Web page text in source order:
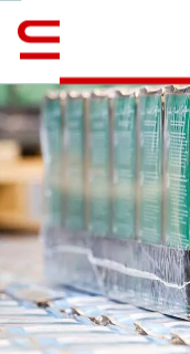
Descargar caso de
Inglés / English